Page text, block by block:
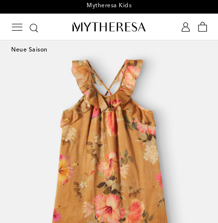
Für Mytheresa Kids News anmelden
Neue Saison